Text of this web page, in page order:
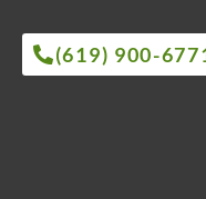
(619) 900-